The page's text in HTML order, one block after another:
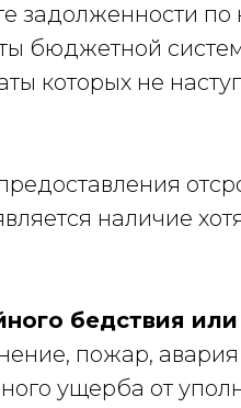
задолженности
бюджетной
которых не
наличие
бедствия
пожар, авария
ущерба от